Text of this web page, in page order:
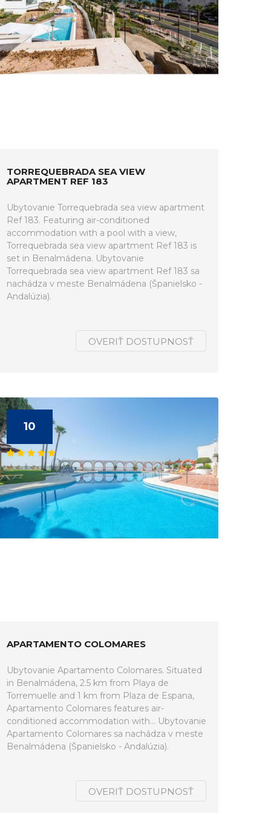
TORREQUEBRADA SEA VIEW
APARTMENT REF 183
Ubytovanie Torrequebrada sea view apartment
Ref 183. Featuring air-conditioned
accommodation with a pool with a view,
Torrequebrada sea view apartment Ref 183 is
set in Benalmádena. Ubytovanie
Torrequebrada sea view apartment Ref 183 sa
nachádza v meste Benalmádena (Španielsko -
Andalúzia).
OVERIŤ DOSTUPNOSŤ
10
APARTAMENTO COLOMARES
Ubytovanie Apartamento Colomares. Situated
in Benalmádena, 2.5 km from Playa de
Torremuelle and 1 km from Plaza de Espana,
Apartamento Colomares features air-
conditioned accommodation with... Ubytovanie
Apartamento Colomares sa nachádza v meste
Benalmádena (Španielsko - Andalúzia).
OVERIŤ DOSTUPNOSŤ